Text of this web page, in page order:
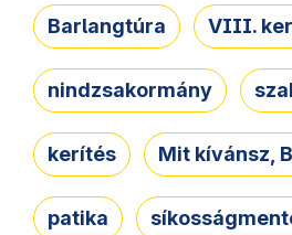
Barlangtúra VIII.
nindzsakormány
kerítés Mit kívánsz,
patika